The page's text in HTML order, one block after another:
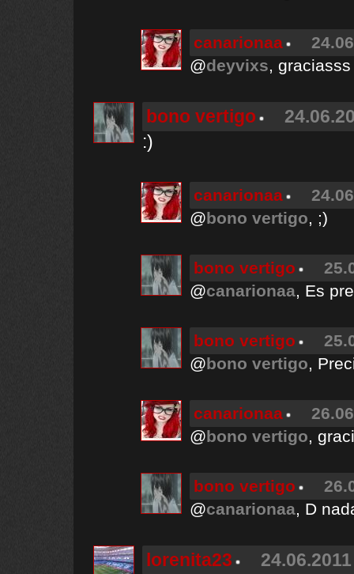
canarionaa
@deyvixs,
bono vertigo
:)
canarionaa
@bono vertigo, ;)
bono vertigo
@canarionaa, Es
bono vertigo
@bono vertigo,
canarionaa
@bono vertigo,
bono vertigo
@canarionaa, D
lorenita23